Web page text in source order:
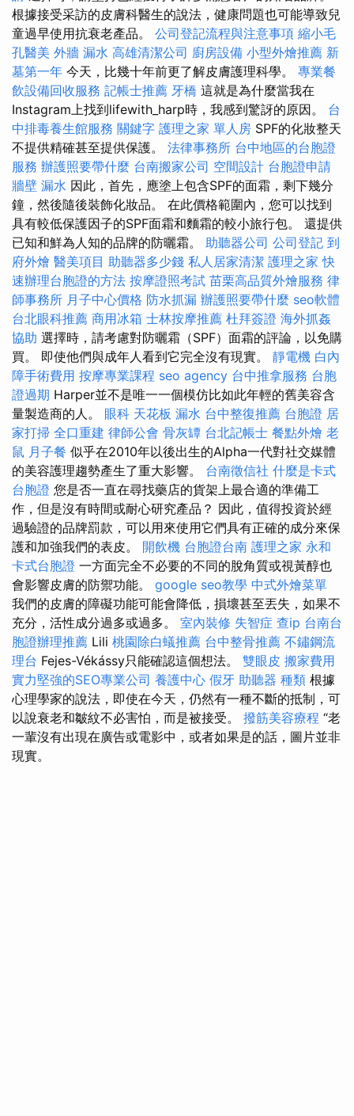
根據接受采訪的皮膚科醫生的說法，健康問題也可能導致兒
童過早使用抗衰老產品。 公司登記流程與注意事項 縮小毛
孔醫美 外牆 漏水 高雄清潔公司 廚房設備 小型外燴推薦 新
墓第一年 今天，比幾十年前更了解皮膚護理科學。 專業餐
飲設備回收服務 記帳士推薦 牙橋 這就是為什麼當我在
Instagram上找到lifewith_harp時，我感到驚訝的原因。 台
中排毒養生館服務 關鍵字 護理之家 單人房 SPF的化妝整天
不提供精確甚至提供保護。 法律事務所 台中地區的台胞證
服務 辦護照要帶什麼 台南搬家公司 空間設計 台胞證申請
牆壁 漏水 因此，首先，應塗上包含SPF的面霜，剩下幾分
鐘，然後隨後裝飾化妝品。 在此價格範圍內，您可以找到
具有較低保護因子的SPF面霜和麵霜的較小旅行包。 還提供
已知和鮮為人知的品牌的防曬霜。 助聽器公司 公司登記 到
府外燴 醫美項目 助聽器多少錢 私人居家清潔 護理之家 快
速辦理台胞證的方法 按摩證照考試 苗栗高品質外燴服務 律
師事務所 月子中心價格 防水抓漏 辦護照要帶什麼 seo軟體
台北眼科推薦 商用冰箱 士林按摩推薦 杜拜簽證 海外抓姦
協助 選擇時，請考慮對防曬霜（SPF）面霜的評論，以免購
買。 即使他們與成年人看到它完全沒有現實。 靜電機 白內
障手術費用 按摩專業課程 seo agency 台中推拿服務 台胞
證過期 Harper並不是唯一一個模仿比如此年輕的舊美容含
量製造商的人。 眼科 天花板 漏水 台中整復推薦 台胞證 居
家打掃 全口重建 律師公會 骨灰罈 台北記帳士 餐點外燴 老
鼠 月子餐 似乎在2010年以後出生的Alpha一代對社交媒體
的美容護理趨勢產生了重大影響。 台南徵信社 什麼是卡式
台胞證 您是否一直在尋找藥店的貨架上最合適的準備工
作，但是沒有時間或耐心研究產品？ 因此，值得投資於經
過驗證的品牌罰款，可以用來使用它們具有正確的成分來保
護和加強我們的表皮。 開飲機 台胞證台南 護理之家 永和
卡式台胞證 一方面完全不必要的不​​同的脫角質或視黃醇也
會影響皮膚的防禦功能。 google seo教學 中式外燴菜單
我們的皮膚的障礙功能可能會降低，損壞甚至丟失，如果不
充分，活性成分過多或過多。 室內裝修 失智症 查ip 台南台
胞證辦理推薦 Lili 桃園除白蟻推薦 台中整骨推薦 不鏽鋼流
理台 Fejes-Vékássy只能確認這個想法。 雙眼皮 搬家費用
實力堅強的SEO專業公司 養護中心 假牙 助聽器 種類 根據
心理學家的說法，即使在今天，仍然有一種不斷的抵制，可
以說衰老和皺紋不必害怕，而是被接受。 撥筋美容療程 “老
一輩沒有出現在廣告或電影中，或者如果是的話，圖片並非
現實。